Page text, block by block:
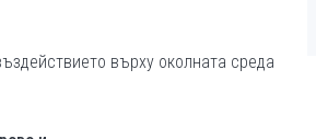
върху околната среда